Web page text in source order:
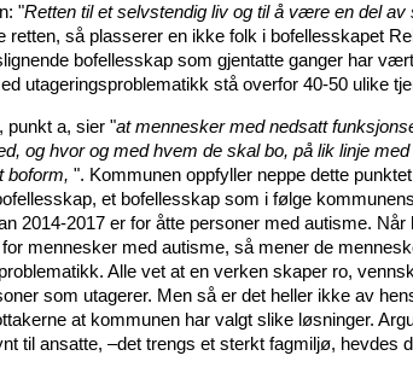
"Retten til et selvstendig liv og til å være en del av
retten, så plasserer en ikke folk i bofellesskapet
bofellesskap som gjentatte ganger har
utageringsproblematikk stå overfor 40-50 ulike
punkt a, sier "at mennesker med nedsatt
og hvor og med hvem de skal bo, på lik linje
boform, ". Kommunen oppfyller neppe dette
et bofellesskap som i følge
2014-2017 er for åtte personer med autisme.
mennesker med autisme, så mener de
Alle vet at en verken skaper ro,
som utagerer. Men så er det heller ikke av
at kommunen har valgt slike løsninger.
til ansatte, –det trengs et sterkt fagmiljø, hevdes